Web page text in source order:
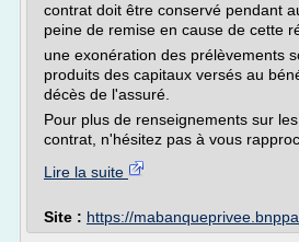
contrat doit être conservé pendant
peine de remise en cause de cette
une exonération des prélèvements
produits des capitaux versés au
décès de l'assuré.
Pour plus de renseignements sur
contrat, n'hésitez pas à vous
Lire la suite
Site : https://